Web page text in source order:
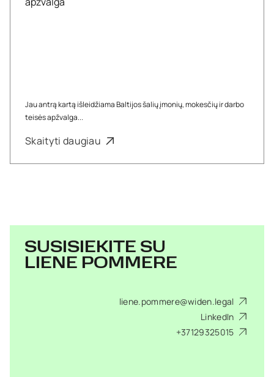
Jau antrą kartą išleidžiama Baltijos šalių įmonių, mokesčių ir darbo
teisės apžvalga...
Skaityti daugiau
SUSISIEKITE SU
LIENE POMMERE
liene.pommere@widen.legal
LinkedIn
+37129325015